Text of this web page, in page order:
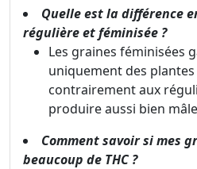
Quelle est la différence
régulière et féminisée ?
Les graines féminisées
uniquement des
contrairement aux
produire aussi bien
Comment savoir si mes
beaucoup de THC ?